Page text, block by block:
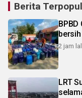
Berita
2 jam
LRT